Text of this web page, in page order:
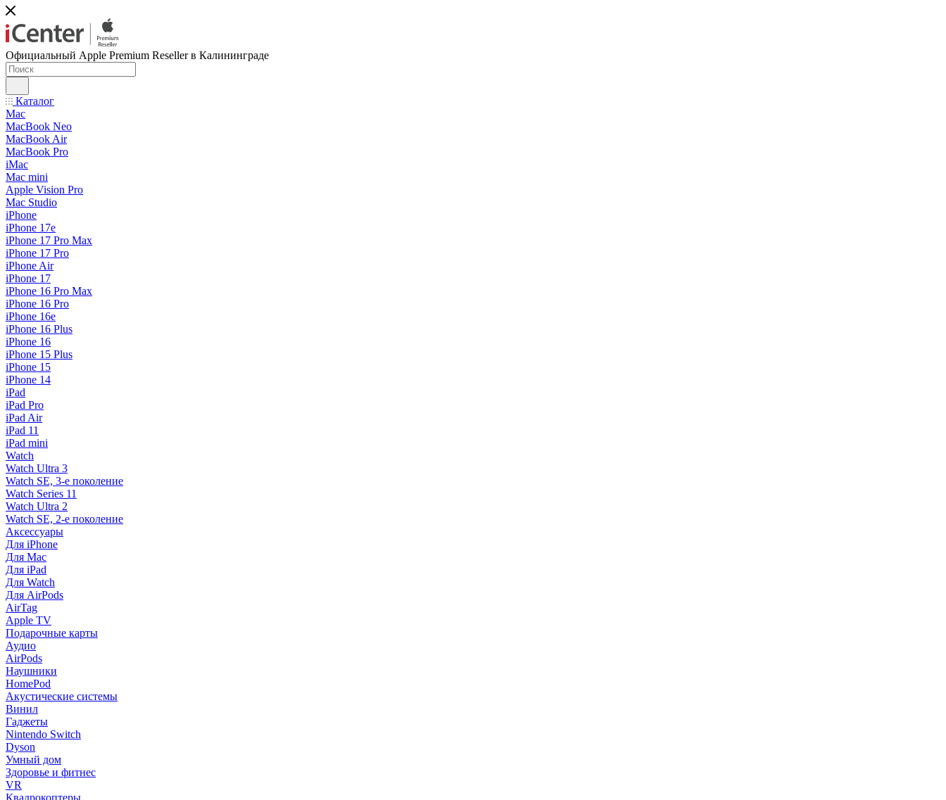
Официальный Apple Premium Reseller в Калининграде
Каталог
Mac
MacBook Neo
MacBook Air
MacBook Pro
iMac
Mac mini
Apple Vision Pro
Mac Studio
iPhone
iPhone 17e
iPhone 17 Pro Max
iPhone 17 Pro
iPhone Air
iPhone 17
iPhone 16 Pro Max
iPhone 16 Pro
iPhone 16e
iPhone 16 Plus
iPhone 16
iPhone 15 Plus
iPhone 15
iPhone 14
iPad
iPad Pro
iPad Air
iPad 11
iPad mini
Watch
Watch Ultra 3
Watch SE, 3-е поколение
Watch Series 11
Watch Ultra 2
Watch SE, 2-е поколение
Аксессуары
Для iPhone
Для Mac
Для iPad
Для Watch
Для AirPods
AirTag
Apple TV
Подарочные карты
Аудио
AirPods
Наушники
HomePod
Акустические системы
Винил
Гаджеты
Nintendo Switch
Dyson
Умный дом
Здоровье и фитнес
VR
Квадрокоптеры